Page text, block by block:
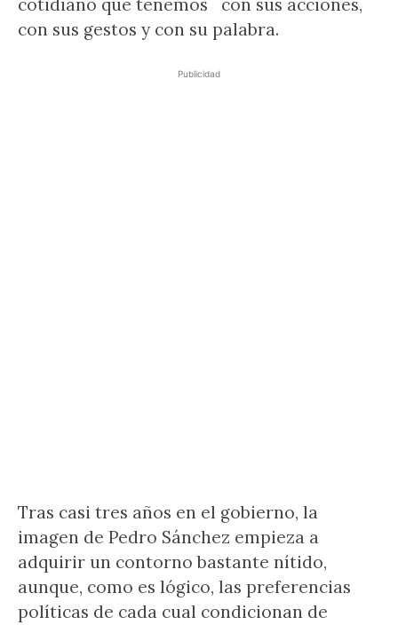
cotidiano que tenemos con sus acciones,
con sus gestos y con su palabra.
Publicidad
Tras casi tres años en el gobierno, la
imagen de Pedro Sánchez empieza a
adquirir un contorno bastante nítido,
aunque, como es lógico, las preferencias
políticas de cada cual condicionan de